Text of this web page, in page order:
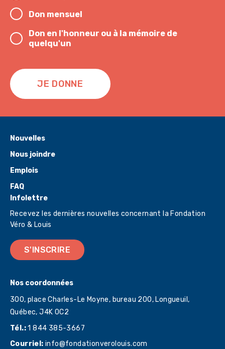
Don mensuel
Don en l'honneur ou à la mémoire de
quelqu'un
JE DONNE
Infolettre
Recevez les dernières nouvelles concernant la Fondation
Véro & Louis
S'INSCRIRE
Nos coordonnées
300, place Charles-Le Moyne, bureau 200, Longueuil,
Québec,J4K 0C2
Tél.:1 844 385-3667
Courriel: info@fondationverolouis.com
Nouvelles
Nous joindre
Emplois
FAQ